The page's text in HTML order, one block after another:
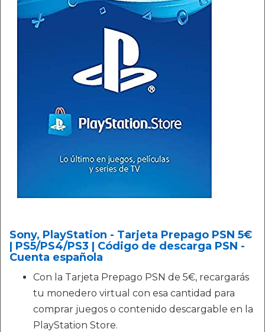
Sony, PlayStation - Tarjeta Prepago PSN 5€
| PS5/PS4/PS3 | Código de descarga PSN -
Cuenta española
Con la Tarjeta Prepago PSN de 5€, recargarás
tu monedero virtual con esa cantidad para
comprar juegos o contenido descargable en la
PlayStation Store.